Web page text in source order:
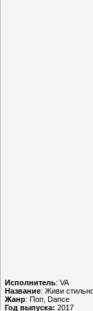
Исполнитель: VA
Название: Живи
Жанр: Поп, Dance
Год выпуска: 2017